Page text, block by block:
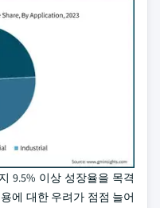
9.5% 이상 성장율을 목격
에 대한 우려가 점점 늘어